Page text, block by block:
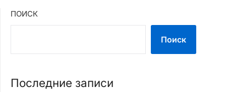
ПОИСК
Поиск
Последние записи